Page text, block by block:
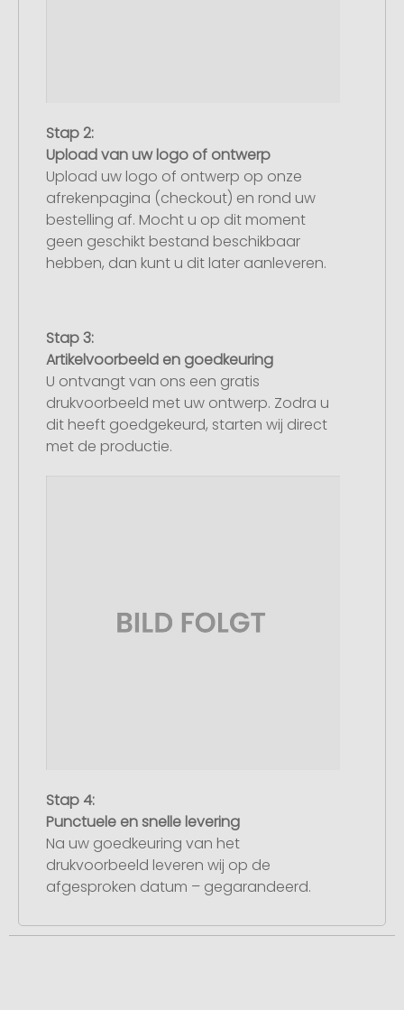
Stap 2:
Upload van uw logo of ontwerp
Upload uw logo of ontwerp op onze
afrekenpagina (checkout) en rond uw
bestelling af. Mocht u op dit moment
geen geschikt bestand beschikbaar
hebben, dan kunt u dit later aanleveren.
Stap 3:
Artikelvoorbeeld en goedkeuring
U ontvangt van ons een gratis
drukvoorbeeld met uw ontwerp. Zodra u
dit heeft goedgekeurd, starten wij direct
met de productie.
Stap 4:
Punctuele en snelle levering
Na uw goedkeuring van het
drukvoorbeeld leveren wij op de
afgesproken datum – gegarandeerd.